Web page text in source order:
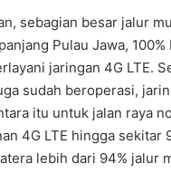
sebagian besar jalur
Pulau Jawa,
jaringan 4G LTE.
sudah beroperasi,
itu untuk jalan raya
4G LTE hingga sekitar
lebih dari 94%